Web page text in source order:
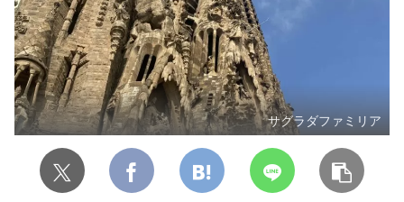
サグラダファミリア